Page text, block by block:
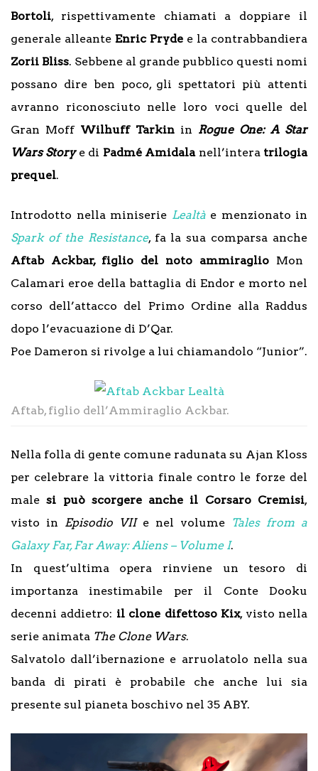
Bortoli, rispettivamente chiamati a doppiare il
generale alleante Enric Pryde e la contrabbandiera
Zorii Bliss. Sebbene al grande pubblico questi nomi
possano dire ben poco, gli spettatori più attenti
avranno riconosciuto nelle loro voci quelle del
Gran Moff Wilhuff Tarkin in Rogue One: A Star
Wars Storye di Padmé Amidalanell’intera trilogia
prequel.
Introdotto nella miniserie Lealtàe menzionato in
Spark of the Resistance, fa la sua comparsa anche
Aftab Ackbar, figlio del noto ammiraglio Mon
Calamari eroe della battaglia di Endor e morto nel
corso dell’attacco del Primo Ordine alla Raddus
dopo l’evacuazione di D’Qar.
Poe Dameron si rivolge a lui chiamandolo “Junior”.
Aftab, figlio dell’Ammiraglio Ackbar.
Nella folla di gente comune radunata su Ajan Kloss
per celebrare la vittoria finale contro le forze del
malesi può scorgere anche il Corsaro Cremisi,
visto in Episodio VIIe nel volume Tales from a
Galaxy Far, Far Away: Aliens – Volume I.
In quest’ultima opera rinviene un tesoro di
importanza inestimabile per il Conte Dooku
decenni addietro: il clone difettoso Kix, visto nella
serie animata The Clone Wars.
Salvatolo dall’ibernazione e arruolatolo nella sua
banda di pirati è probabile che anche lui sia
presente sul pianeta boschivo nel 35 ABY.